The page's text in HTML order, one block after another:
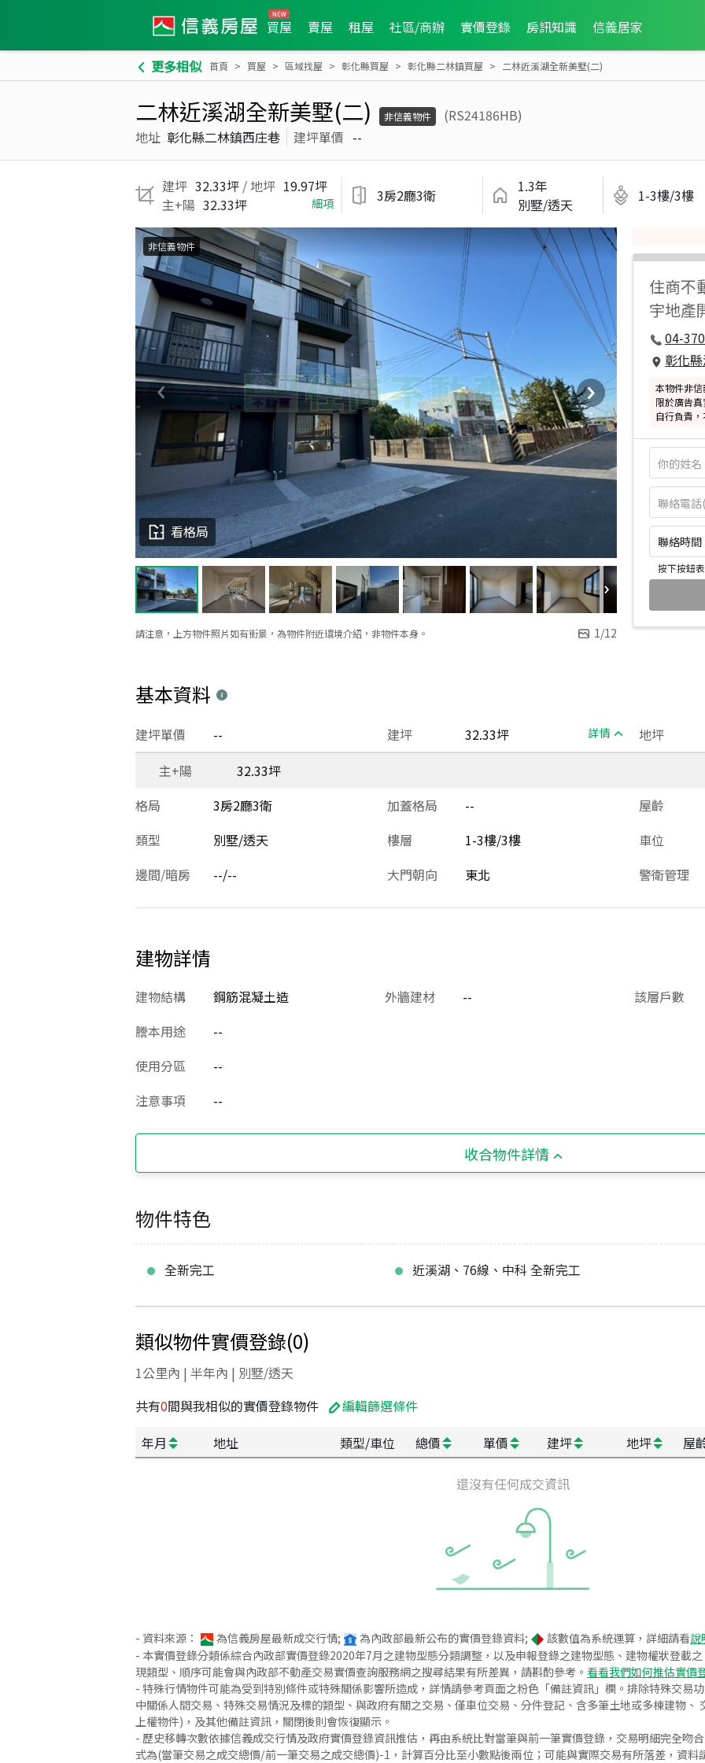
買屋 賣屋 租屋 社區/商辦 實價登錄 房訊知識 信義居家
更多相似 首頁 買屋 區域找屋 彰化縣買屋 彰化縣二林鎮買屋 二林近溪湖全新美墅(二)
二林近溪湖全新美墅(二) 非信義物件
(RS24186HB)
地址 彰化縣二林鎮西庄巷 建坪單價 --
建坪 32.33坪 / 地坪 19.97坪
主+陽 32.33坪 細項 3房2廳3衛
1.3年
別墅/透天
1-3樓/3樓
請注意，上方物件照片如有街景，為物件附近環境介紹，非物件本身。 1/12
看格局
非信義物件
住商不
宇地產
04-
彰化
本物件非
限於廣告
自行負責
聯絡時
按下按鈕
基本資料
建坪 32.33坪 詳情
建坪單價 -- 地坪
主+陽
32.33坪
格局
3房2廳3衛 加蓋格局 -- 屋齡
類型
別墅/透天 樓層 1-3樓/3樓 車位
邊間/暗房
--/-- 大門朝向 東北 警衛管理
建物詳情
建物結構 鋼筋混凝土造 外牆建材 -- 該層戶數
謄本用途
--
使用分區
--
注意事項
--
收合物件詳情
物件特色
全新完工 近溪湖、76線、中科 全新完工
類似物件實價登錄(0)
1公里內 | 半年內 | 別墅/透天
共有0間與我相似的實價登錄物件 編輯篩選條件
年月
地址 類型/車位 總價 單價 建坪 地坪 屋
還沒有任何成交資訊
- 資料來源： 為信義房屋最新成交行情; 為內政部最新公布的實價登錄資料; 該數值為系統運算，詳細請看說
- 本實價登錄分類係綜合內政部實價登錄2020年7月之建物型態分類調整，以及申報登錄之建物型態、建物權狀登載
現類型、順序可能會與內政部不動產交易實價查詢服務網之搜尋結果有所差異，請斟酌參考。 看看我們如何推估實價
- 特殊行情物件可能為受到特別條件或特殊關係影響所造成，詳情請參考頁面之粉色「備註資訊」欄。排除特殊交易
中關係人間交易、特殊交易情況及標的類型、與政府有關之交易、僅車位交易、分件登記、含多筆土地或多棟建物、
上權物件)，及其他備註資訊，關閉後則會恢復顯示。
- 歷史移轉次數依據信義成交行情及政府實價登錄資訊推估，再由系統比對當筆與前一筆實價登錄，交易明細完全吻
式為(當筆交易之成交總價/前一筆交易之成交總價)-1，計算百分比至小數點後兩位；可能與實際交易有所落差，資料